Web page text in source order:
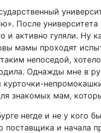
После
активно гуляли. Ну
мамы проходят
непоседой,
Однажды мне в
знакомых мам,
негде и не у кого
поставщика и начала